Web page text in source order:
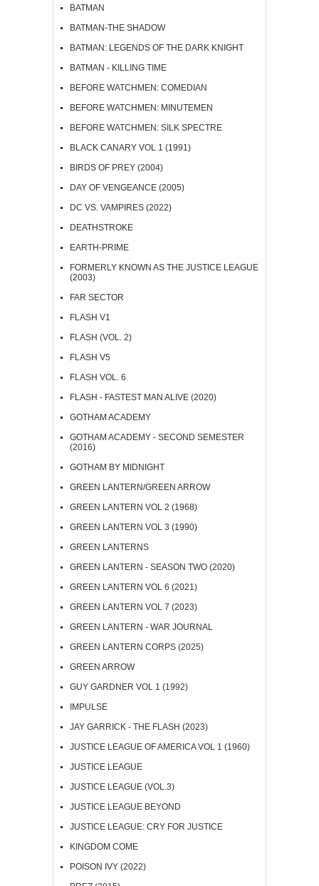
BATMAN
BATMAN-THE SHADOW
BATMAN: LEGENDS OF THE DARK KNIGHT
BATMAN - KILLING TIME
BEFORE WATCHMEN: COMEDIAN
BEFORE WATCHMEN: MINUTEMEN
BEFORE WATCHMEN: SILK SPECTRE
BLACK CANARY VOL 1 (1991)
BIRDS OF PREY (2004)
DAY OF VENGEANCE (2005)
DC VS. VAMPIRES (2022)
DEATHSTROKE
EARTH-PRIME
FORMERLY KNOWN AS THE JUSTICE LEAGUE
(2003)
FAR SECTOR
FLASH V1
FLASH (VOL. 2)
FLASH V5
FLASH VOL. 6
FLASH - FASTEST MAN ALIVE (2020)
GOTHAM ACADEMY
GOTHAM ACADEMY - SECOND SEMESTER
(2016)
GOTHAM BY MIDNIGHT
GREEN LANTERN/GREEN ARROW
GREEN LANTERN VOL 2 (1968)
GREEN LANTERN VOL 3 (1990)
GREEN LANTERNS
GREEN LANTERN - SEASON TWO (2020)
GREEN LANTERN VOL 6 (2021)
GREEN LANTERN VOL 7 (2023)
GREEN LANTERN - WAR JOURNAL
GREEN LANTERN CORPS (2025)
GREEN ARROW
GUY GARDNER VOL 1 (1992)
IMPULSE
JAY GARRICK - THE FLASH (2023)
JUSTICE LEAGUE OF AMERICA VOL 1 (1960)
JUSTICE LEAGUE
JUSTICE LEAGUE (VOL.3)
JUSTICE LEAGUE BEYOND
JUSTICE LEAGUE: CRY FOR JUSTICE
KINGDOM COME
POISON IVY (2022)